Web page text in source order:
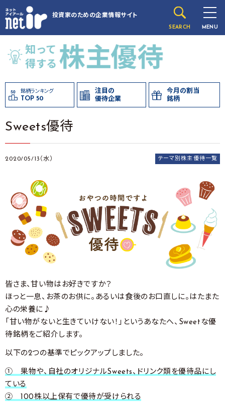
投資家のための企業情報サイト
SEARCH MENU
銘柄ランキング
TOP 50
注目の
優待企業
今月の割当
銘柄
Sweets優待
2020/05/13（水） テーマ別株主優待一覧
皆さま、甘い物はお好きですか？
ほっと一息、お茶のお供に。あるいは食後のお口直しに。はたまた
心の栄養に♪
「甘い物がないと生きていけない！」というあなたへ、Sweetな優
待銘柄をご紹介します。
以下の2つの基準でピックアップしました。
① 果物や、自社のオリジナルSweets、ドリンク類を優待品にし
ている
② 100株以上保有で優待が受けられる